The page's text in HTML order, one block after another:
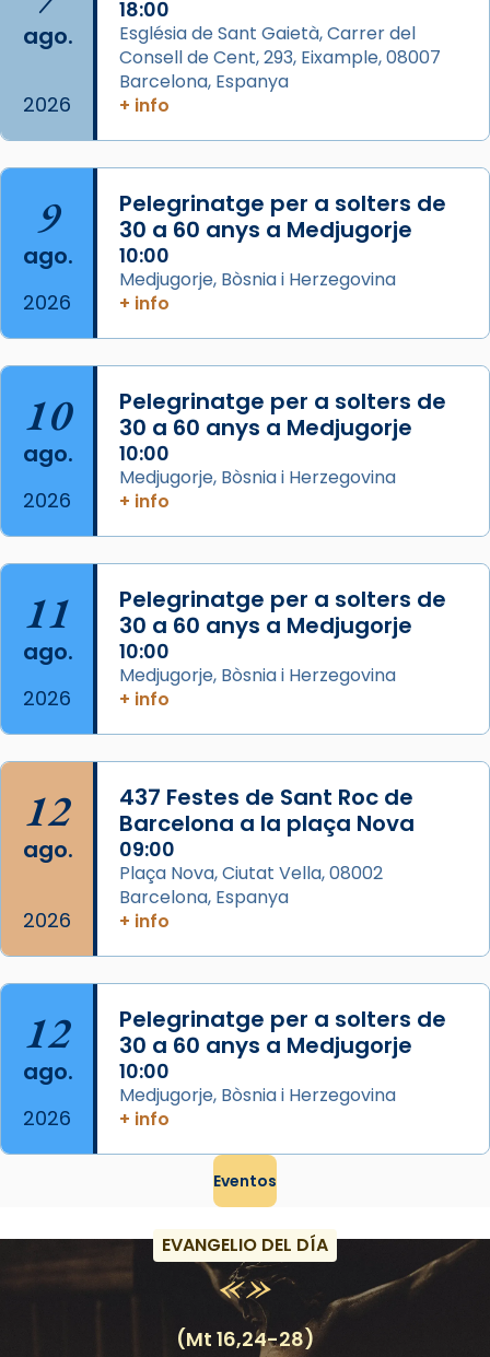
1 week ago
Aquest dilluns, 27 de juliol, ha tingut lloc la
missa d’acció de gràcies en agraïment al
comitè organitzador de la visita apostòlica
L’arquebisbe de Barcelona, el cardenal Joan
Josep Omella, ha presidit la missa i l’ha
concelebrat el bisbe auxiliar de Barcelona,
Mons. David Abadías.
📸 Dr. G. Simón
Foto
Arquebisbat de Barcelona
2 weeks ago
Memòria de les santes Juliana i
Acompanyant la història de sant Cugat, a
partir de l’Edat Mitjana sorgeix la tradició
que les santes Juliana (“relatiu a Júlia”) i
Semproniana (“relatiu a Semprònia =
eterna”) són deixebles seves. I l’any 1667, el
frare Joan Gaspar Roig, afirma en una obra
que les santes són filles de l’antiga Iluro.
Mataró en reivindicarà les relíq
Foto
View on Facebook · Share
ago.
2026
18:00
Església de Sant Gaietà, Carrer del
Consell de Cent, 293, Eixample, 08007
Barcelona, Espanya
+ info
9
ago.
2026
Pelegrinatge per a solters de
30 a 60 anys a Medjugorje
10:00
Medjugorje, Bòsnia i Herzegovina
+ info
10
ago.
2026
Pelegrinatge per a solters de
30 a 60 anys a Medjugorje
10:00
Medjugorje, Bòsnia i Herzegovina
+ info
11
ago.
2026
Pelegrinatge per a solters de
30 a 60 anys a Medjugorje
10:00
Medjugorje, Bòsnia i Herzegovina
+ info
12
ago.
2026
437 Festes de Sant Roc de
Barcelona a la plaça Nova
09:00
Plaça Nova, Ciutat Vella, 08002
Barcelona, Espanya
+ info
12
ago.
2026
Pelegrinatge per a solters de
30 a 60 anys a Medjugorje
10:00
Medjugorje, Bòsnia i Herzegovina
+ info
Eventos
EVANGELIO DEL DÍA
(Mt 16,24-28)